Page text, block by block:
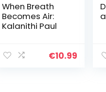
When Breath
Becomes Air:
Kalanithi Paul
€10.99